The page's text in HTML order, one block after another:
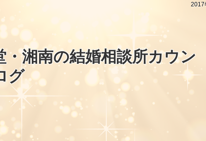
2017
・湘南の結婚相談所カウン
グ